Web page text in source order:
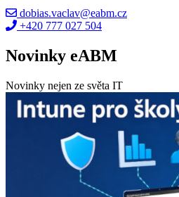
dobias.vaclav@eabm.cz
+420 777 027 504
Novinky eABM
Novinky nejen ze světa IT